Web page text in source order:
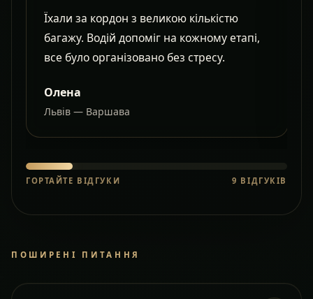
Їхали за кордон з великою кількістю
багажу. Водій допоміг на кожному етапі,
все було організовано без стресу.
Олена
Львів — Варшава
ГОРТАЙТЕ ВІДГУКИ 9 ВІДГУКІВ
ПОШИРЕНІ ПИТАННЯ